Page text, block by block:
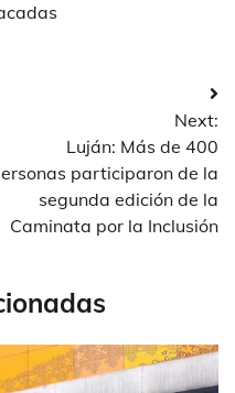
Next:
Luján: Más de 400
participaron de la
segunda edición de la
Caminata por la Inclusión